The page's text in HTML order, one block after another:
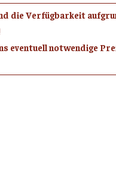
die Verfügbarkeit
eventuell notwendige